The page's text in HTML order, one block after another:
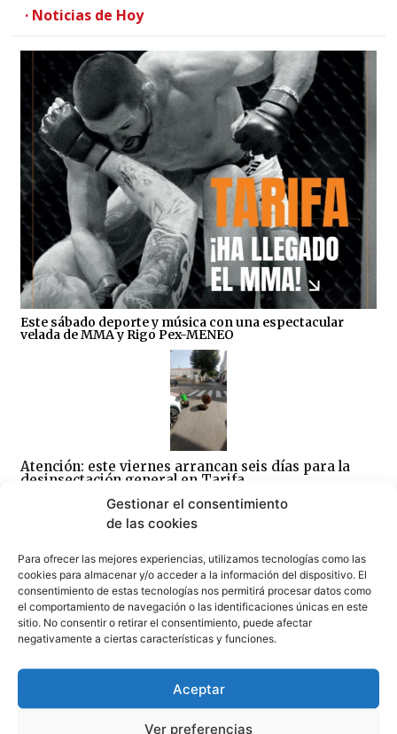
Gestionar el consentimiento
de las cookies
Para ofrecer las mejores experiencias, utilizamos tecnologías como las
cookies para almacenar y/o acceder a la información del dispositivo. El
consentimiento de estas tecnologías nos permitirá procesar datos como
el comportamiento de navegación o las identificaciones únicas en este
sitio. No consentir o retirar el consentimiento, puede afectar
negativamente a ciertas características y funciones.
Aceptar
Ver preferencias
· Noticias de Hoy
Este sábado deporte y música con una espectacular
velada de MMA y Rigo Pex-MENEO
Atención: este viernes arrancan seis días para la
desinsectación general en Tarifa
«Un día maravilloso en Tarifa»